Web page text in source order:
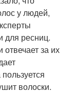
у людей,
для ресниц.
за их
волоски.